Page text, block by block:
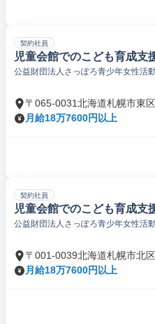
契約社員
児童会館でのこども育成支
公益財団法人さっぽろ青少年女性活
〒065-0031北海道札幌市東
月給18万7600円以上
契約社員
児童会館でのこども育成支
公益財団法人さっぽろ青少年女性活
〒001-0039北海道札幌市北
月給18万7600円以上